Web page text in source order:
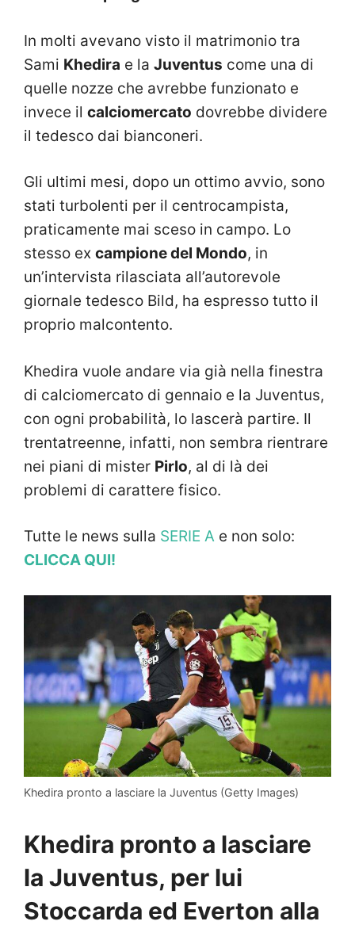
In molti avevano visto il matrimonio tra
Sami Khedira e la Juventus come una di
quelle nozze che avrebbe funzionato e
invece il calciomercato dovrebbe dividere
il tedesco dai bianconeri.
Gli ultimi mesi, dopo un ottimo avvio, sono
stati turbolenti per il centrocampista,
praticamente mai sceso in campo. Lo
stesso ex campione del Mondo, in
un’intervista rilasciata all’autorevole
giornale tedesco Bild, ha espresso tutto il
proprio malcontento.
Khedira vuole andare via già nella finestra
di calciomercato di gennaio e la Juventus,
con ogni probabilità, lo lascerà partire. Il
trentatreenne, infatti, non sembra rientrare
nei piani di mister Pirlo, al di là dei
problemi di carattere fisico.
Tutte le news sulla SERIE A e non solo:
CLICCA QUI!
Khedira pronto a lasciare la Juventus (Getty Images)
Khedira pronto a lasciare
la Juventus, per lui
Stoccarda ed Everton alla